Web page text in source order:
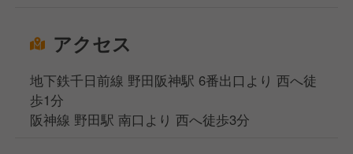
アクセス
地下鉄千日前線 野田阪神駅 6番出口より 西へ徒
歩1分
阪神線 野田駅 南口より 西へ徒歩3分